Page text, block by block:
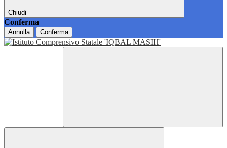
Chiudi
Conferma
Annulla Conferma